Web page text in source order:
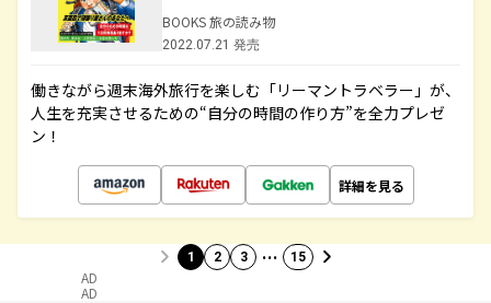
BOOKS 旅の読み物
2022.07.21 発売
働きながら週末海外旅行を楽しむ「リーマントラベラー」が、
人生を充実させるための“自分の時間の作り方”を全力プレゼ
ン！
詳細を見る
1 2 3 … 15
AD
AD